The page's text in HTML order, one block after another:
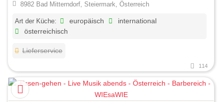
8982 Bad Mitterndorf, Steiermark, Österreich
Art der Küche: europäisch
international
österreichisch
Lieferservice
114